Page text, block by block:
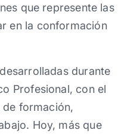
que represente las
en la conformación
durante
Profesional, con el
formación,
Hoy, más que